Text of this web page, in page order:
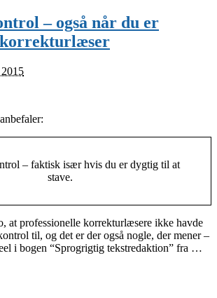
– også når du er
korrekturlæser
2015
– faktisk især hvis du er dygtig til at
stave.
at professionelle korrekturlæsere ikke havde
til, og det er der også nogle, der mener –
i bogen “Sprogrigtig tekstredaktion” fra …